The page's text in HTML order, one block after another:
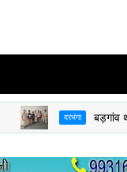
दरभंगा बड़गांव थाना